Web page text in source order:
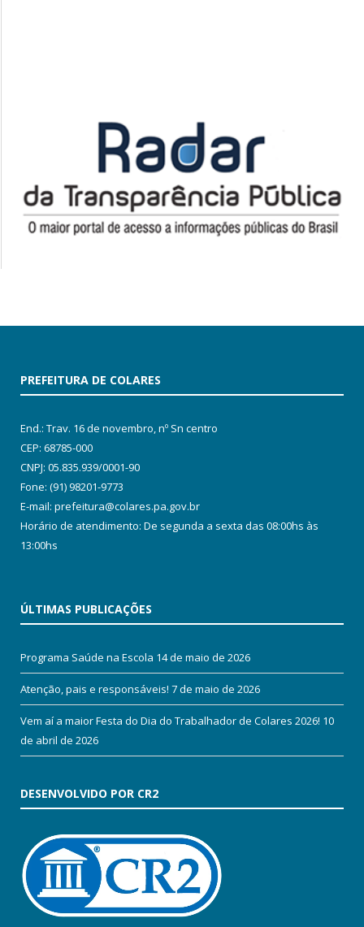
PREFEITURA DE COLARES
End.: Trav. 16 de novembro, nº Sn centro
CEP: 68785-000
CNPJ: 05.835.939/0001-90
Fone: (91) 98201-9773
E-mail: prefeitura@colares.pa.gov.br
Horário de atendimento: De segunda a sexta das 08:00hs às
13:00hs
ÚLTIMAS PUBLICAÇÕES
Programa Saúde na Escola 14 de maio de 2026
Atenção, pais e responsáveis! 7 de maio de 2026
Vem aí a maior Festa do Dia do Trabalhador de Colares 2026! 10
de abril de 2026
DESENVOLVIDO POR CR2